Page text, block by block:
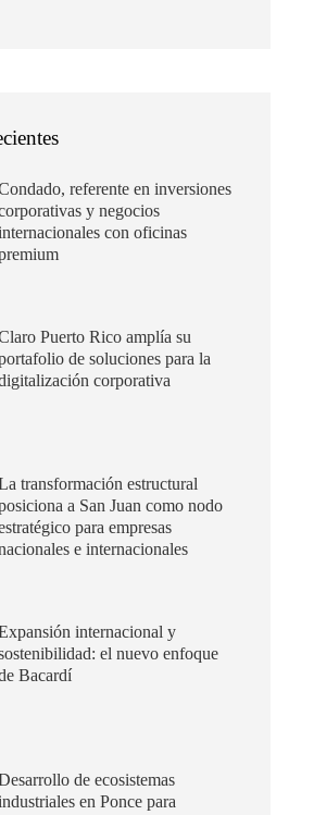
referente en inversiones
y negocios
con oficinas
Puerto Rico amplía su
de soluciones para la
corporativa
transformación estructural
a San Juan como nodo
para empresas
e internacionales
internacional y
el nuevo enfoque
Bacardí
de ecosistemas
en Ponce para